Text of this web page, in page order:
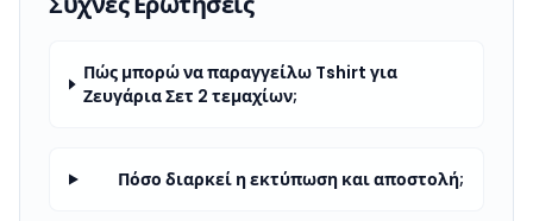
Πώς μπορώ να παραγγείλω Tshirt για
Ζευγάρια Σετ 2 τεμαχίων;
Πόσο διαρκεί η εκτύπωση και αποστολή;